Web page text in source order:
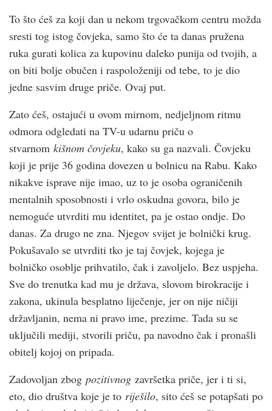
To što ćeš za koji dan u nekom trgovačkom centru možda
sresti tog istog čovjeka, samo što će ta danas pružena
ruka gurati kolica za kupovinu daleko punija od tvojih, a
on biti bolje obučen i raspoloženiji od tebe, to je dio
jedne sasvim druge priče. Ovaj put.
Zato ćeš, ostajući u ovom mirnom, nedjeljnom ritmu
odmora odgledati na TV-u udarnu priču o
stvarnom kišnom čovjeku, kako su ga nazvali. Čovjeku
koji je prije 36 godina dovezen u bolnicu na Rabu. Kako
nikakve isprave nije imao, uz to je osoba ograničenih
mentalnih sposobnosti i vrlo oskudna govora, bilo je
nemoguće utvrditi mu identitet, pa je ostao ondje. Do
danas. Za drugo ne zna. Njegov svijet je bolnički krug.
Pokušavalo se utvrditi tko je taj čovjek, kojega je
bolničko osoblje prihvatilo, čak i zavoljelo. Bez uspjeha.
Sve do trenutka kad mu je država, slovom birokracije i
zakona, ukinula besplatno liječenje, jer on nije ničiji
državljanin, nema ni pravo ime, prezime. Tada su se
uključili mediji, stvorili priču, pa navodno čak i pronašli
obitelj kojoj on pripada.
Zadovoljan zbog pozitivnog završetka priče, jer i ti si,
eto, dio društva koje je to riješilo, sito ćeš se potapšati po